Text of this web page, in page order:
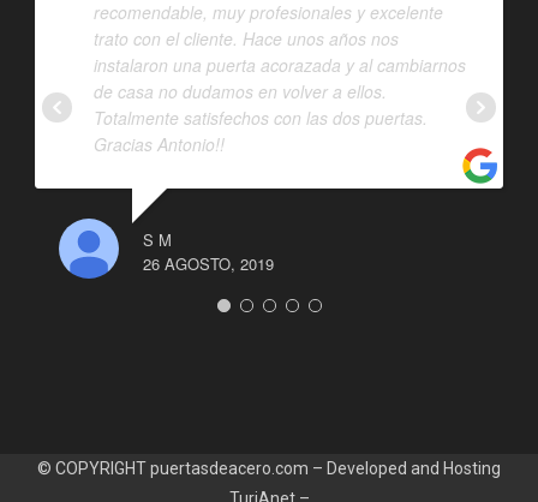
recomendable, muy profesionales y excelente
trato con el cliente. Hace unos años nos
instalaron una puerta acorazada y al cambiarnos
de casa no dudamos en volver a ellos.
Totalmente satisfechos con las dos puertas.
Gracias Antonio!!
S M
26 AGOSTO, 2019
© COPYRIGHT puertasdeacero.com – Developed and Hosting